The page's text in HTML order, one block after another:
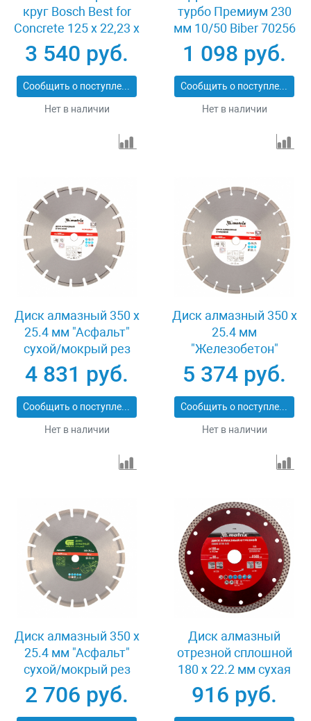
круг Bosch Best for
Concrete 125 x 22,23 x
2,2 x 12 mm
3 540 руб.
Сообщить о поступлении
Нет в наличии
турбо Премиум 230
мм 10/50 Biber 70256
1 098 руб.
Сообщить о поступлении
Нет в наличии
Диск алмазный 350 х
25.4 мм "Асфальт"
сухой/мокрый рез
Pro Matrix 731073
4 831 руб.
Сообщить о поступлении
Нет в наличии
Диск алмазный 350 х
25.4 мм
"Железобетон"
сухой/мокрый рез
Pro Matrix 731103
5 374 руб.
Сообщить о поступлении
Нет в наличии
Диск алмазный 350 х
25.4 мм "Асфальт"
сухой/мокрый рез
Сибртех 731013
2 706 руб.
Диск алмазный
отрезной сплошной
180 х 22.2 мм сухая
резка Matrix
Professional 73128
916 руб.